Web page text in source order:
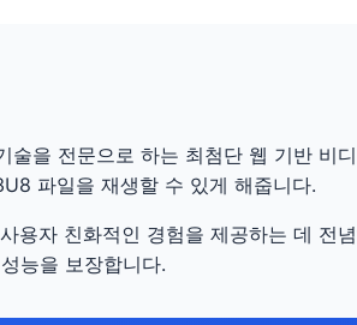
을 전문으로 하는 최첨단 웹 기반 비
파일을 재생할 수 있게 해줍니다.
용자 친화적인 경험을 제공하는 데 전
능을 보장합니다.